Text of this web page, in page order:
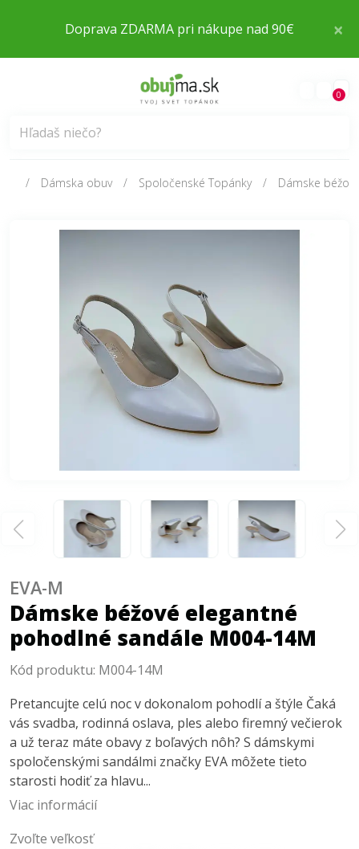
×
Doprava ZDARMA pri nákupe nad 90€
0
Dámska obuv Spoločenské Topánky Dámske
Dámske béžové elegantné
pohodlné sandále M004-14M
EVA-M
Kód produktu: M004-14M
Pretancujte celú noc v dokonalom pohodlí a štýle Čaká
vás svadba, rodinná oslava, ples alebo firemný večierok
a už teraz máte obavy z boľavých nôh? S dámskymi
spoločenskými sandálmi značky EVA môžete tieto
starosti hodiť za hlavu...
Viac informácií
Zvoľte veľkosť